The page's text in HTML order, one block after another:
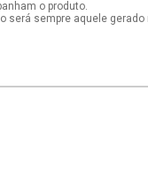
o produto.
será sempre aquele